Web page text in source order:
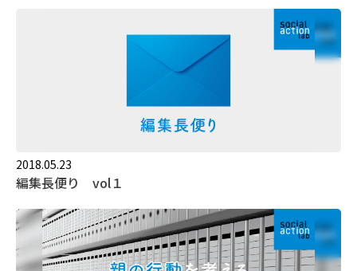
2018.05.23
編集長便り vol１